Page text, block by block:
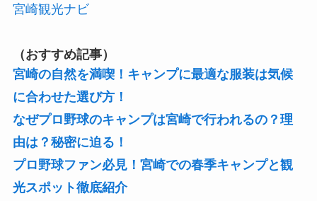
宮崎観光ナビ
（おすすめ記事）
宮崎の自然を満喫！キャンプに最適な服装は気候
に合わせた選び方！
なぜプロ野球のキャンプは宮崎で行われるの？理
由は？秘密に迫る！
プロ野球ファン必見！宮崎での春季キャンプと観
光スポット徹底紹介